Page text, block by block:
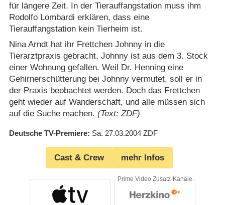
für längere Zeit. In der Tierauffangstation muss ihm
Rodolfo Lombardi erklären, dass eine
Tierauffangstation kein Tierheim ist.
Nina Arndt hat ihr Frettchen Johnny in die
Tierarztpraxis gebracht, Johnny ist aus dem 3. Stock
einer Wohnung gefallen. Weil Dr. Henning eine
Gehirnerschütterung bei Johnny vermutet, soll er in
der Praxis beobachtet werden. Doch das Frettchen
geht wieder auf Wanderschaft, und alle müssen sich
auf die Suche machen. (Text: ZDF)
Deutsche TV-Premiere Sa. 27.03.2004 ZDF
Cast & Crew mehr Infos
Prime Video Zusatz-Kanäle